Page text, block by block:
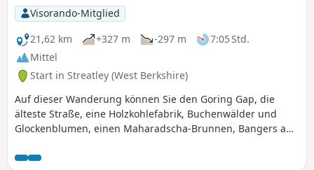
Visorando-Mitglied
21,62 km
+327 m -297 m
7:05 Std.
Mittel
Start in Streatley (West Berkshire)
Auf dieser Wanderung können Sie den Goring Gap, die
älteste Straße, eine Holzkohlefabrik, Buchenwälder und
Glockenblumen, einen Maharadscha-Brunnen, Bangers and